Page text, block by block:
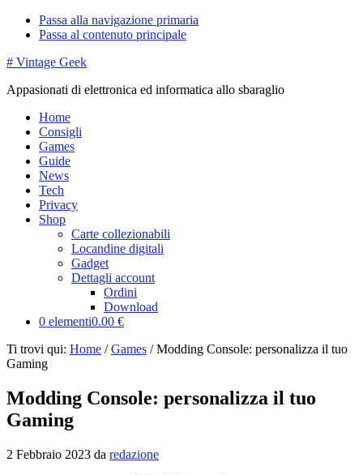
Passa alla navigazione primaria
Passa al contenuto principale
# Vintage Geek
Appasionati di elettronica ed informatica allo sbaraglio
Home
Consigli
Games
Guide
News
Tech
Privacy
Shop
Carte collezionabili
Locandine digitali
Gadget
Dettagli account
Ordini
Download
0 elementi0.00 €
Ti trovi qui: Home / Games /Modding Console: personalizza il tuo
Gaming
Modding Console: personalizza il tuo
Gaming
2 Febbraio 2023 da redazione